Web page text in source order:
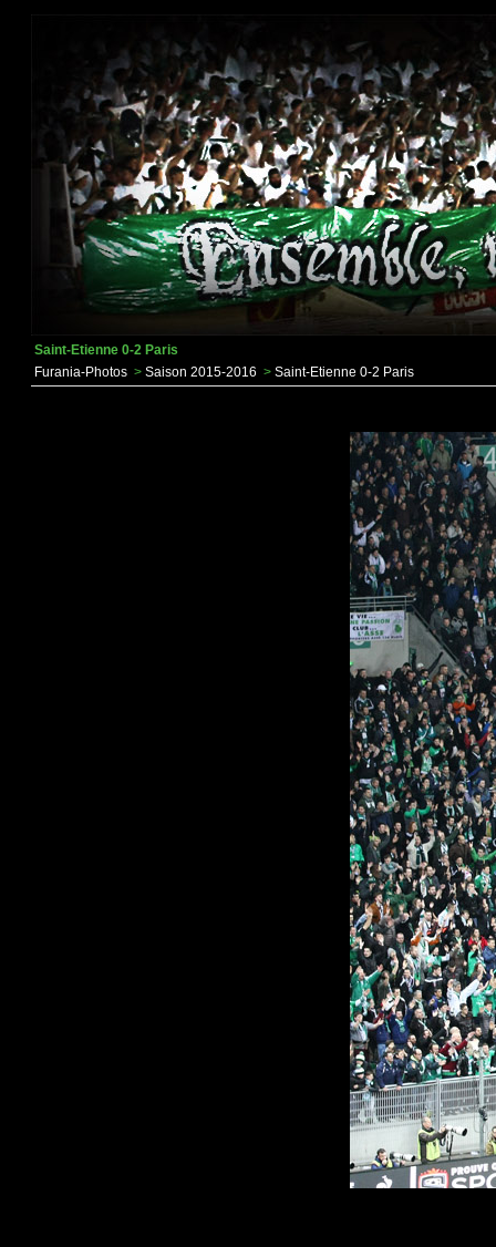
Saint-Etienne 0-2 Paris
Furania-Photos > Saison 2015-2016 > Saint-Etienne 0-2 Paris